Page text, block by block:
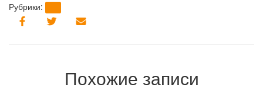
Рубрики:
Похожие записи